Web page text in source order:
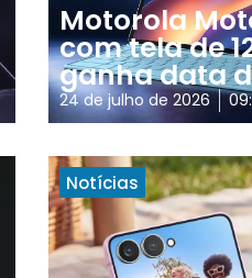
Motorola
com tela de
ganha data
24 de julho de 2026
Notícias